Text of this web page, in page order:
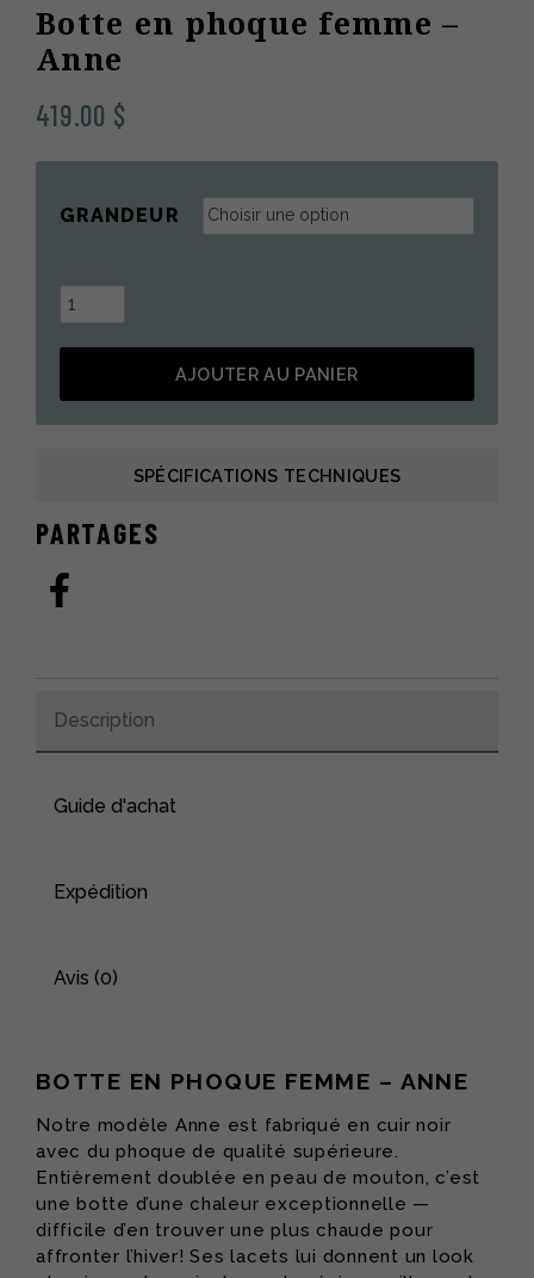
Botte en phoque femme –
Anne
419.00 $
GRANDEUR
quantité
de
Botte
AJOUTER AU PANIER
SPÉCIFICATIONS TECHNIQUES
PARTAGES
Description
Guide d'achat
Expédition
Avis (0)
BOTTE EN PHOQUE FEMME – ANNE
Notre modèle Anne est fabriqué en cuir noir
avec du phoque de qualité supérieure.
Entièrement doublée en peau de mouton, c’est
une botte d’une chaleur exceptionnelle —
difficile d’en trouver une plus chaude pour
affronter l’hiver! Ses lacets lui donnent un look